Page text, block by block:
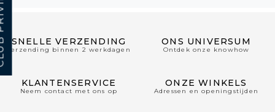
SNELLE VERZENDING
Verzending binnen 2 werkdagen
ONS UNIVERSUM
Ontdek onze knowhow
KLANTENSERVICE
Neem contact met ons op
ONZE WINKELS
Adressen en openingstijden